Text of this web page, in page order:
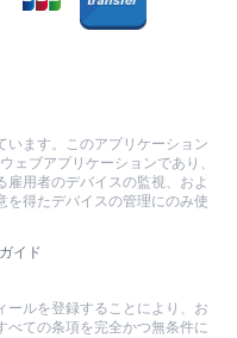
います。このアプリケーション
ェブアプリケーションであり、
用者のデバイスの監視、およ
得たデバイスの管理にのみ使
イド
ルを登録することにより、お
ての条項を完全かつ無条件に